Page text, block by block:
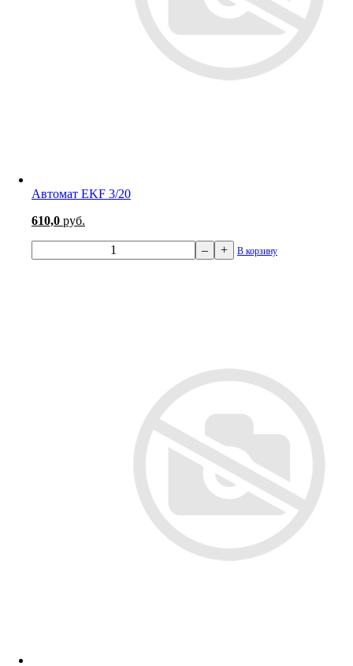
Автомат EKF 3/20
610,0 руб.
– + В корзину